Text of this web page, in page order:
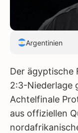
Argentinien
Der ägyptische
2:3-Niederlage
Achtelfinale
aus offiziellen